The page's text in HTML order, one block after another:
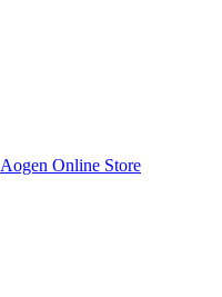
Aogen Online Store